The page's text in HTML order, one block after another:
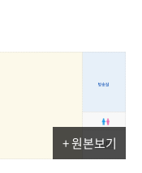
+ 원본보기